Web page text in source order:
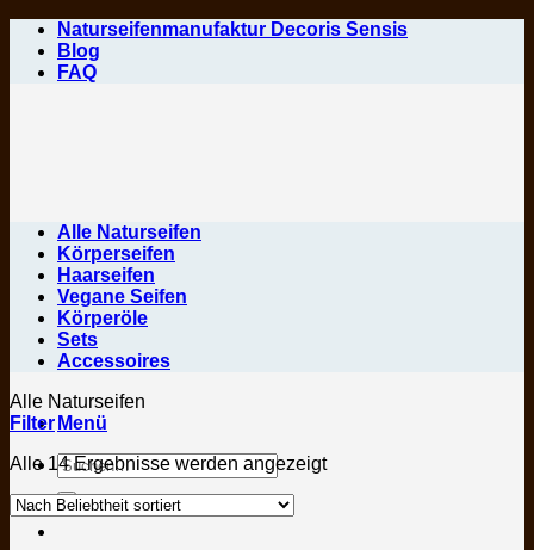
Zum
Inhalt
springen
Naturseifenmanufaktur Decoris Sensis
Blog
FAQ
Menü
Suchen
nach:
Alle Naturseifen
Körperseifen
Haarseifen
Vegane Seifen
Körperöle
Sets
Accessoires
Alle Naturseifen
Filter
Alle 14 Ergebnisse werden angezeigtNach